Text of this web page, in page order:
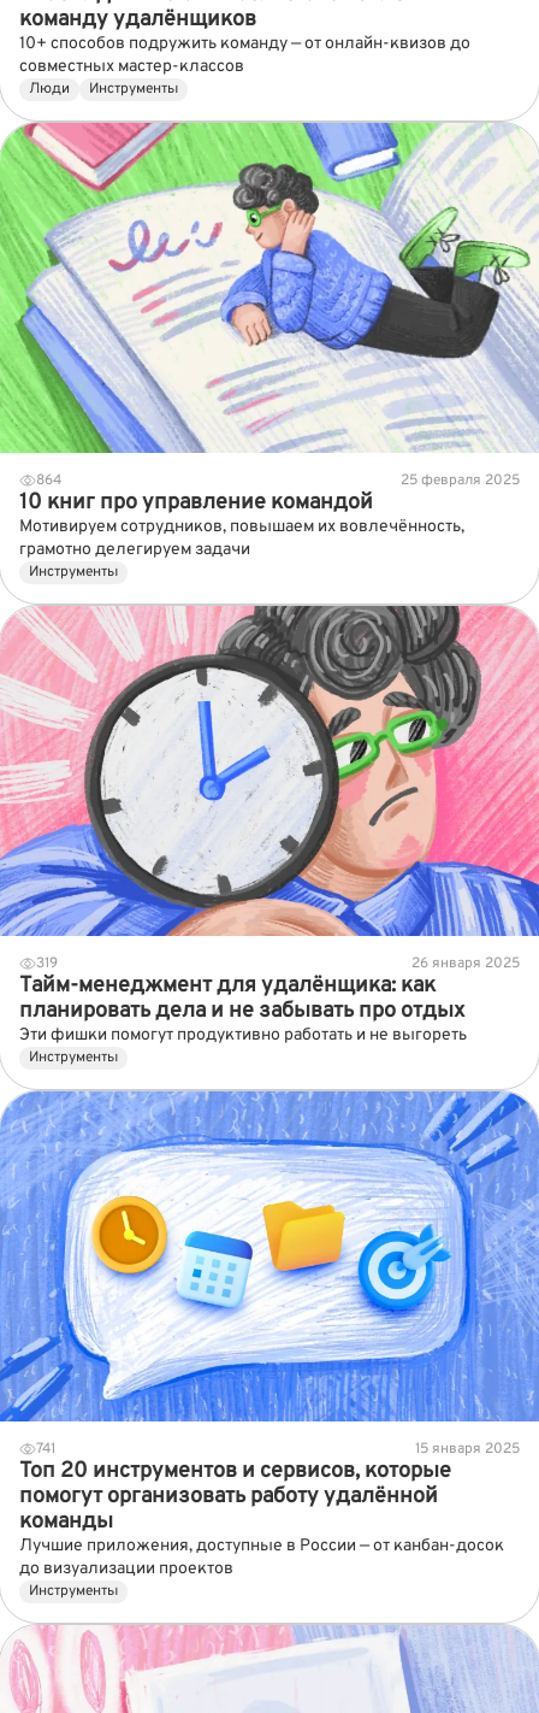
команду удалёнщиков
10+ способов подружить команду — от онлайн-квизов до
совместных мастер-классов
Люди Инструменты
864 25 февраля 2025
10 книг про управление командой
Мотивируем сотрудников, повышаем их вовлечённость,
грамотно делегируем задачи
Инструменты
319 26 января 2025
Тайм-менеджмент для удалёнщика: как
планировать дела и не забывать про отдых
Эти фишки помогут продуктивно работать и не выгореть
Инструменты
741 15 января 2025
Топ 20 инструментов и сервисов, которые
помогут организовать работу удалённой
команды
Лучшие приложения, доступные в России — от канбан-досок
до визуализации проектов
Инструменты